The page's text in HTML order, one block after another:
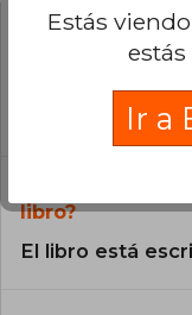
¿El libro es
Todos los libros
catálogo son
¿En qué
libro?
El libro está
Estás viendo
estás
Ir a